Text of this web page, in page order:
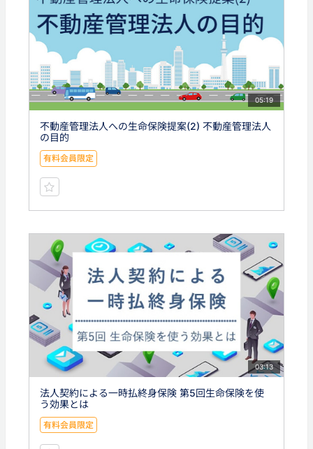
05:19
不動産管理法人への生命保険提案(2) 不動産管理法人
の目的
有料会員限定
03:13
法人契約による一時払終身保険 第5回生命保険を使
う効果とは
有料会員限定